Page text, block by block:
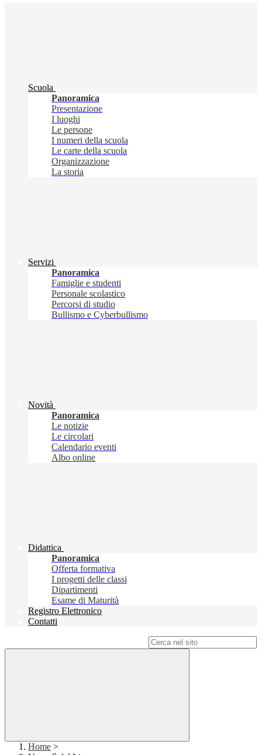
Scuola
Panoramica
Presentazione
I luoghi
Le persone
I numeri della scuola
Le carte della scuola
Organizzazione
La storia
Servizi
Panoramica
Famiglie e studenti
Personale scolastico
Percorsi di studio
Bullismo e Cyberbullismo
Novità
Panoramica
Le notizie
Le circolari
Calendario eventi
Albo online
Didattica
Panoramica
Offerta formativa
I progetti delle classi
Dipartimenti
Esame di Maturità
Registro Elettronico
Contatti
Home >